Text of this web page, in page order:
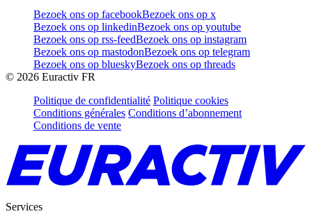
Bezoek ons op facebookBezoek ons op x
Bezoek ons op linkedinBezoek ons op youtube
Bezoek ons op rss-feedBezoek ons op instagram
Bezoek ons op mastodonBezoek ons op telegram
Bezoek ons op blueskyBezoek ons op threads
© 2026 Euractiv FR
Politique de confidentialité Politique cookies
Conditions générales Conditions d’abonnement
Conditions de vente
Services